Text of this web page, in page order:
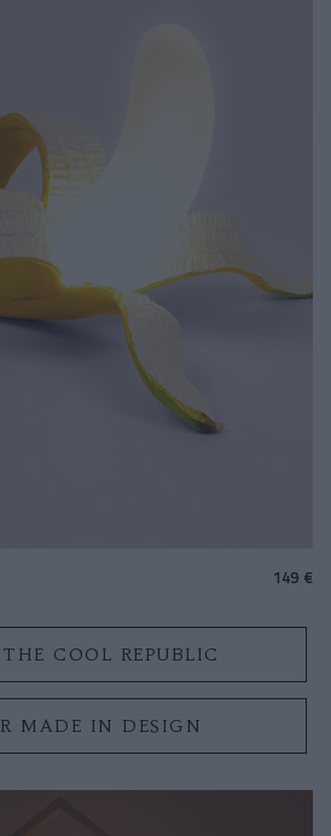
149 €
COOL REPUBLIC
MADE IN DESIGN